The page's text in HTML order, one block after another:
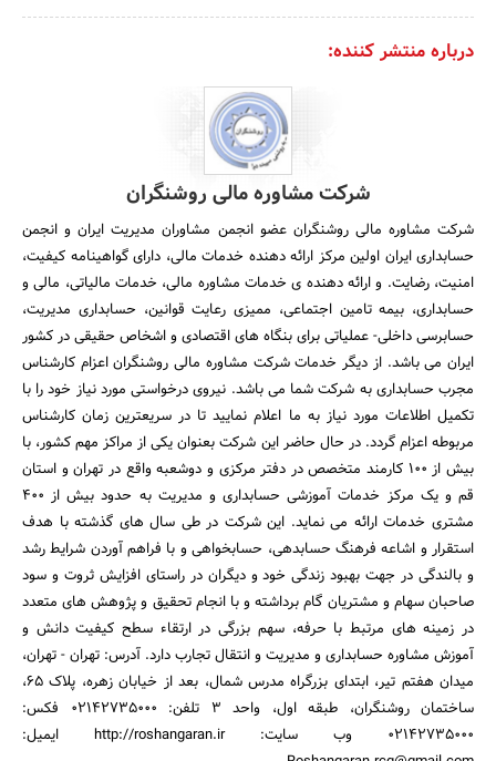
درباره منتشر کننده:
شرکت مشاوره مالی روشنگران
شرکت مشاوره مالی روشنگران عضو انجمن مشاوران مدیریت ایران و انجمن
حسابداری ایران اولین مرکز ارائه دهنده خدمات مالی، دارای گواهینامه کیفیت،
امنیت، رضایت. و ارائه دهنده ی خدمات مشاوره مالی، خدمات مالیاتی، مالی و
حسابداری، بیمه تامین اجتماعی، ممیزی رعایت قوانین، حسابداری مدیریت،
حسابرسی داخلی- عملیاتی برای بنگاه های اقتصادی و اشخاص حقیقی در کشور
ایران می باشد. از دیگر خدمات شرکت مشاوره مالی روشنگران اعزام کارشناس
مجرب حسابداری به شرکت شما می باشد. نیروی درخواستی مورد نیاز خود را با
تکمیل اطلاعات مورد نیاز به ما اعلام نمایید تا در سریعترین زمان کارشناس
مربوطه اعزام گردد. در حال حاضر این شرکت بعنوان یکی از مراکز مهم کشور، با
بیش از ۱۰۰ کارمند متخصص در دفتر مرکزی و دوشعبه واقع در تهران و استان
قم و یک مرکز خدمات آموزشی حسابداری و مدیریت به حدود بیش از ۴۰۰
مشتری خدمات ارائه می نماید. این شرکت در طی سال های گذشته با هدف
استقرار و اشاعه فرهنگ حسابدهی، حسابخواهی و با فراهم آوردن شرایط رشد
و بالندگی در جهت بهبود زندگی خود و دیگران در راستای افزایش ثروت و سود
صاحبان سهام و مشتریان گام برداشته و با انجام تحقیق و پژوهش های متعدد
در زمینه های مرتبط با حرفه، سهم بزرگی در ارتقاء سطح کیفیت دانش و
آموزش مشاوره حسابداری و مدیریت و انتقال تجارب دارد. آدرس: تهران - تهران،
میدان هفتم تیر، ابتدای بزرگراه مدرس شمال، بعد از خیابان زهره، پلاک ۶۵،
ساختمان روشنگران، طبقه اول، واحد ۳ تلفن: 02142735000 فکس:
02142735000 وب سایت: http://roshangaran.ir ایمیل: